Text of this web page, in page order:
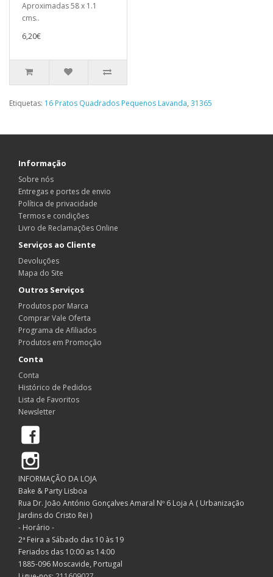
Aproximadas 58 x 1.1
cms..
6,20€
Etiquetas: 16 Pratos Quadrados Pequenos Lavanda, 31365
Informação
Sobre nós
Entregas e portes de envio
Política de privacidade
Termos e condições
Livro de Reclamações Online
Serviços ao Cliente
Devoluções
Mapa do Site
Outros Serviços
Produtos por Marca
Comprar Vale Oferta
Programa de Afiliados
Produtos em Promoção
Conta
Conta
Histórico de Pedidos
Lista de Favoritos
Newsletter
INFORMAÇÃO DA LOJA
Bake & Party Lisboa
Rua Dr. João António Gonçalves Amaral Nº 6 Loja A ( Urbanização
Jardins do Cristo Rei )
- Horário -
2ª Feira a Sábado das 10 às 19
Feriados das 10:00 as 14:00
1885-096 Moscavide, Portugal